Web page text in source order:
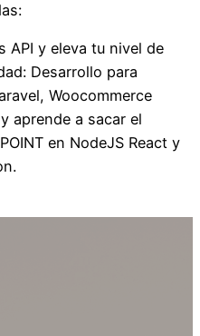
API y eleva tu nivel de
Desarrollo para
Woocommerce
aprende a sacar el
en NodeJS React y